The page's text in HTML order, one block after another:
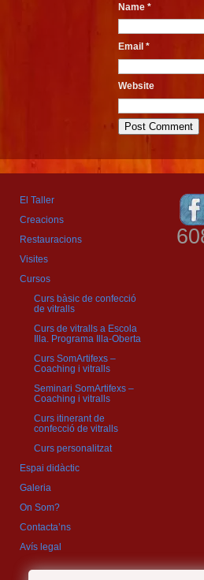
Name *
Email *
Website
El Taller
Creacions
Restauracions
Visites
Cursos
Curs bàsic de confecció
de vitralls
Curs de vitralls a Escola
Illa. Programa Illa-Oberta
Curs SomArtifexs –
Coaching i vitralls
Seminari SomArtifexs –
Coaching i vitralls
Curs itinerant de
confecció de vitralls
Curs personalitzat
Espai didàctic
Galeria
On Som?
Contacta’ns
Avís legal